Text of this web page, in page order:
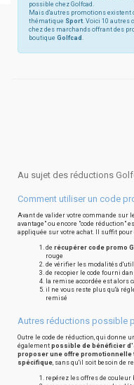
possible chez Golfcad.
Mais d'autres promotions existent
thématique Sport. Voici 10 autres
chez des marchands offrant des
boutique Golfcad .
Au sujet des réductions
Comment utiliser un code
Avant de valider votre commande sur
avantage" ou encore "code réduction"
appliquée sur votre achat. Il suffit pour
de récupérer code promo
rouge
de vérifier les modalités
de recopier le code fourni
la remise accordée est alors
il ne vous reste plus qu'à
remisé
Autres réductions possible
Outre le code de réduction, qui donne
également possible de bénéficier
proposer une offre
spécifique, sans qu'il soit besoin de
repérez les offres de